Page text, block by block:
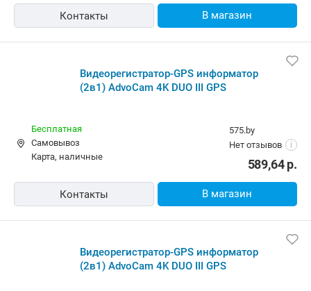
Контакты В магазин
Видеорегистратор-GPS информатор
(2в1) AdvoCam 4K DUO III GPS
575.by
Нет отзывов
i
Бесплатная
Самовывоз
карта, наличные
589,64р.
Контакты В магазин
Видеорегистратор-GPS информатор
(2в1) AdvoCam 4K DUO III GPS